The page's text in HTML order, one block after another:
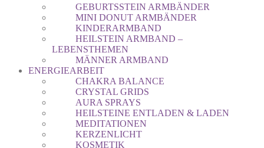
GEBURTSSTEIN ARMBÄNDER
MINI DONUT ARMBÄNDER
KINDERARMBAND
HEILSTEIN ARMBAND –
LEBENSTHEMEN
MÄNNER ARMBAND
ENERGIEARBEIT
CHAKRA BALANCE
CRYSTAL GRIDS
AURA SPRAYS
HEILSTEINE ENTLADEN & LADEN
MEDITATIONEN
KERZENLICHT
KOSMETIK